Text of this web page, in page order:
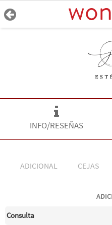
INFO/RESEÑAS
ADICIONAL CEJAS
Consulta